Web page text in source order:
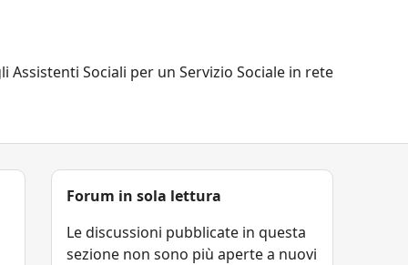
Assistenti Sociali per un Servizio Sociale in rete
Forum in sola lettura
Le discussioni pubblicate in questa
sezione non sono più aperte a nuovi